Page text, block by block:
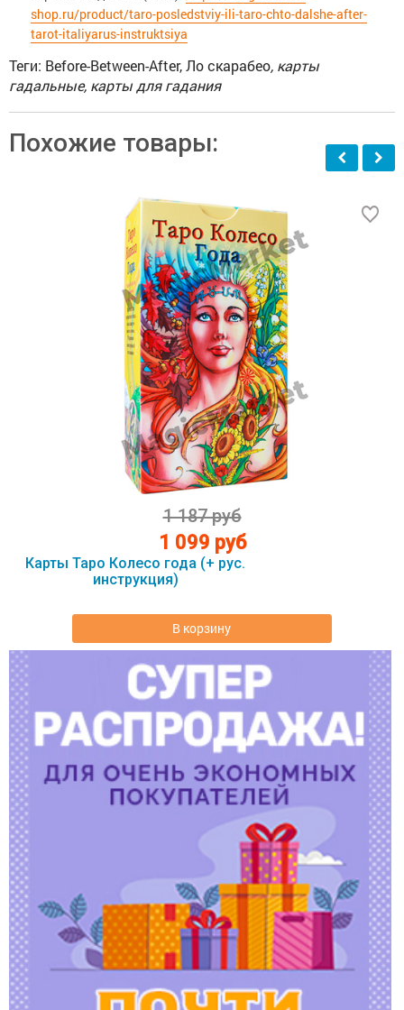
shop.ru/product/taro-posledstviy-ili-taro-chto-dalshe-after-
tarot-italiyarus-instruktsiya
Теги: Before-Between-After, Ло скарабео, карты
гадальные, карты для гадания
Похожие товары:
1 187 руб
1 099 руб
Карты Таро Колесо года (+ рус.
инструкция)
В корзину